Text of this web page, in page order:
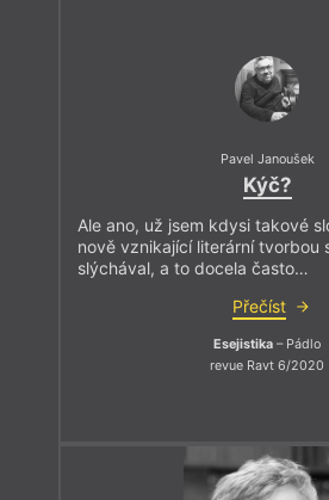
Pavel Janoušek
Kýč?
Ale ano, už jsem kdysi takové
nově vznikající literární tvorbou
slýchával, a to docela často…
Přečíst
Esejistika – Pádlo
revue Ravt 6/2020